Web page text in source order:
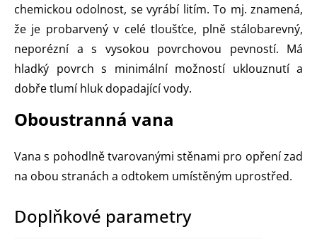
chemickou odolnost, se vyrábí litím. To mj. znamená,
že je probarvený v celé tloušťce, plně stálobarevný,
neporézní a s vysokou povrchovou pevností. Má
hladký povrch s minimální možností uklouznutí a
dobře tlumí hluk dopadající vody.
Oboustranná vana
Vana s pohodlně tvarovanými stěnami pro opření zad
na obou stranách a odtokem umístěným uprostřed.
Doplňkové parametry